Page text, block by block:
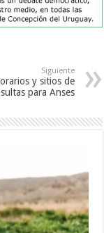
Siguiente
y sitios de
para Anses